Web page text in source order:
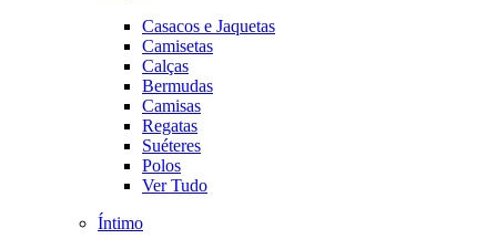
Casacos e Jaquetas
Camisetas
Calças
Bermudas
Camisas
Regatas
Suéteres
Polos
Ver Tudo
Íntimo